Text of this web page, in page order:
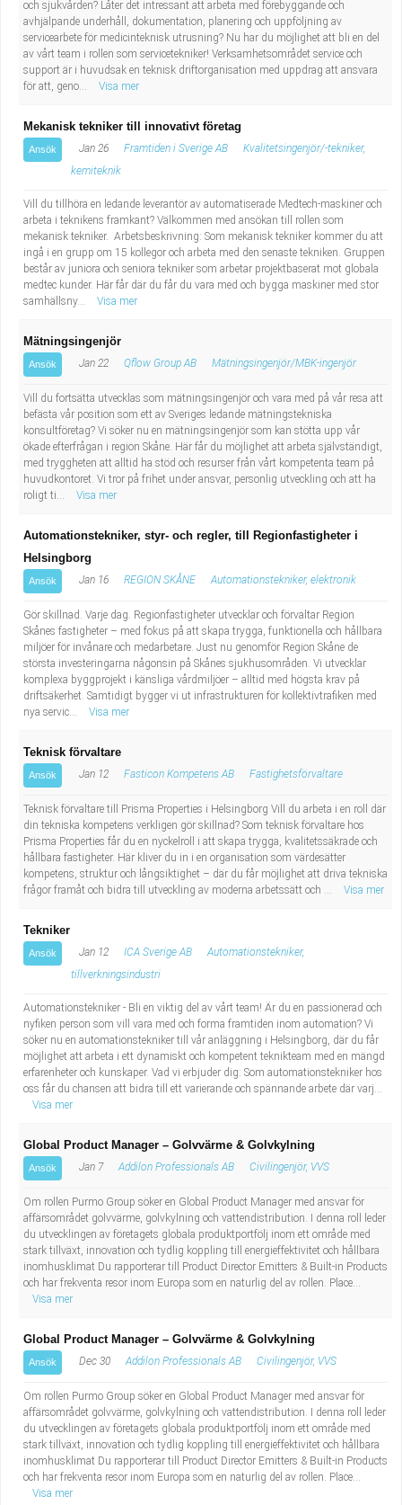
och sjukvården? Låter det intressant att arbeta med förebyggande och
avhjälpande underhåll, dokumentation, planering och uppföljning av
servicearbete för medicinteknisk utrusning? Nu har du möjlighet att bli en del
av vårt team i rollen som servicetekniker! Verksamhetsområdet service och
support är i huvudsak en teknisk driftorganisation med uppdrag att ansvara
för att, geno...
Visa mer
Mekanisk tekniker till innovativt företag
Ansök Jan 26 Framtiden i Sverige AB
Kvalitetsingenjör/-tekniker,
kemiteknik
Vill du tillhöra en ledande leverantör av automatiserade Medtech-maskiner och
arbeta i teknikens framkant? Välkommen med ansökan till rollen som
mekanisk tekniker. Arbetsbeskrivning: Som mekanisk tekniker kommer du att
ingå i en grupp om 15 kollegor och arbeta med den senaste tekniken. Gruppen
består av juniora och seniora tekniker som arbetar projektbaserat mot globala
medtec kunder. Här får där du får du vara med och bygga maskiner med stor
samhällsny...
Visa mer
Mätningsingenjör
Ansök Jan 22 Qflow Group AB Mätningsingenjör/MBK-ingenjör
Vill du fortsätta utvecklas som mätningsingenjör och vara med på vår resa att
befästa vår position som ett av Sveriges ledande mätningstekniska
konsultföretag? Vi söker nu en mätningsingenjör som kan stötta upp vår
ökade efterfrågan i region Skåne. Här får du möjlighet att arbeta självständigt,
med tryggheten att alltid ha stöd och resurser från vårt kompetenta team på
huvudkontoret. Vi tror på frihet under ansvar, personlig utveckling och att ha
roligt ti...
Visa mer
Automationstekniker, styr- och regler, till Regionfastigheter i
Helsingborg
Ansök Jan 16 REGION SKÅNE Automationstekniker, elektronik
Gör skillnad. Varje dag. Regionfastigheter utvecklar och förvaltar Region
Skånes fastigheter – med fokus på att skapa trygga, funktionella och hållbara
miljöer för invånare och medarbetare. Just nu genomför Region Skåne de
största investeringarna någonsin på Skånes sjukhusområden. Vi utvecklar
komplexa byggprojekt i känsliga vårdmiljöer – alltid med högsta krav på
driftsäkerhet. Samtidigt bygger vi ut infrastrukturen för kollektivtrafiken med
nya servic...
Visa mer
Teknisk förvaltare
Ansök Jan 12 Fasticon Kompetens AB Fastighetsförvaltare
Teknisk förvaltare till Prisma Properties i Helsingborg Vill du arbeta i en roll där
din tekniska kompetens verkligen gör skillnad? Som teknisk förvaltare hos
Prisma Properties får du en nyckelroll i att skapa trygga, kvalitetssäkrade och
hållbara fastigheter. Här kliver du in i en organisation som värdesätter
kompetens, struktur och långsiktighet – där du får möjlighet att driva tekniska
frågor framåt och bidra till utveckling av moderna arbetssätt och ...
Visa mer
Tekniker
Ansök Jan 12 ICA Sverige AB
Automationstekniker,
tillverkningsindustri
Automationstekniker - Bli en viktig del av vårt team! Är du en passionerad och
nyfiken person som vill vara med och forma framtiden inom automation? Vi
söker nu en automationstekniker till vår anläggning i Helsingborg, där du får
möjlighet att arbeta i ett dynamiskt och kompetent teknikteam med en mängd
erfarenheter och kunskaper. Vad vi erbjuder dig: Som automationstekniker hos
oss får du chansen att bidra till ett varierande och spännande arbete där varj...
Visa mer
Global Product Manager – Golvvärme & Golvkylning
Ansök Jan 7 Addilon Professionals AB Civilingenjör, VVS
Om rollen Purmo Group söker en Global Product Manager med ansvar för
affärsområdet golvvärme, golvkylning och vattendistribution. I denna roll leder
du utvecklingen av företagets globala produktportfölj inom ett område med
stark tillväxt, innovation och tydlig koppling till energieffektivitet och hållbara
inomhusklimat Du rapporterar till Product Director Emitters & Built-in Products
och har frekventa resor inom Europa som en naturlig del av rollen. Place...
Visa mer
Global Product Manager – Golvvärme & Golvkylning
Ansök Dec 30 Addilon Professionals AB Civilingenjör, VVS
Om rollen Purmo Group söker en Global Product Manager med ansvar för
affärsområdet golvvärme, golvkylning och vattendistribution. I denna roll leder
du utvecklingen av företagets globala produktportfölj inom ett område med
stark tillväxt, innovation och tydlig koppling till energieffektivitet och hållbara
inomhusklimat Du rapporterar till Product Director Emitters & Built-in Products
och har frekventa resor inom Europa som en naturlig del av rollen. Place...
Visa mer